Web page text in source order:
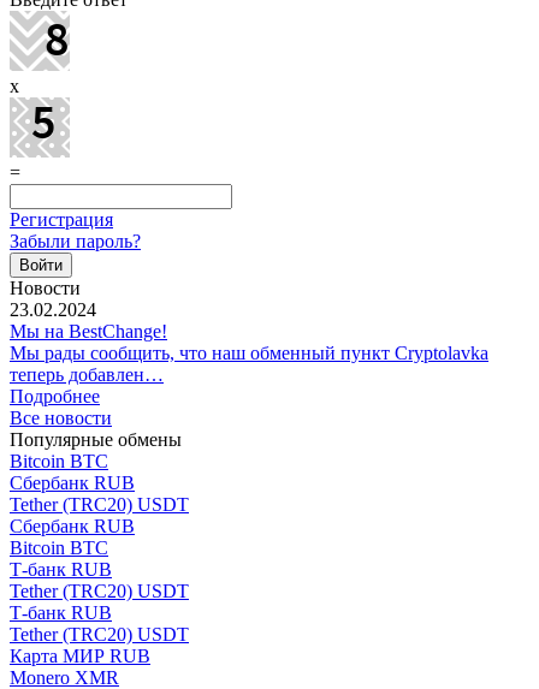
x
=
Регистрация
Забыли пароль?
Новости
23.02.2024
Мы на BestChange!
Мы рады сообщить, что наш обменный пункт Cryptolavka
теперь добавлен…
Подробнее
Все новости
Популярные обмены
Bitcoin BTC
Сбербанк RUB
Tether (TRC20) USDT
Сбербанк RUB
Bitcoin BTC
Т-банк RUB
Tether (TRC20) USDT
Т-банк RUB
Tether (TRC20) USDT
Карта МИР RUB
Monero XMR